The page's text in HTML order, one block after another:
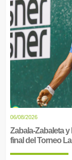
06/08/2026
Zabala-Zabaleta
final del Torneo